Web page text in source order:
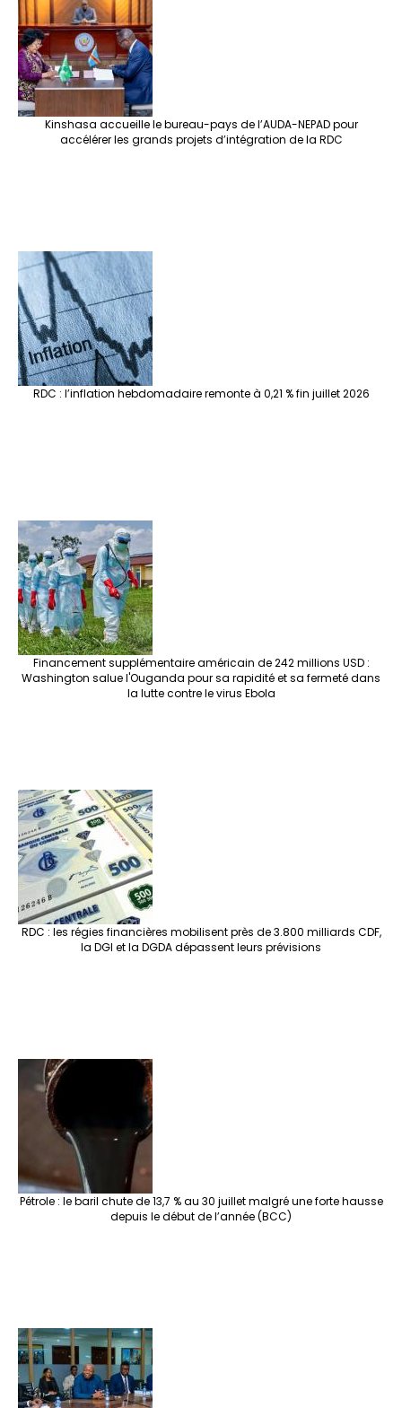
Kinshasa accueille le bureau-pays de l’AUDA-NEPAD pour
accélérer les grands projets d’intégration de la RDC
RDC : l’inflation hebdomadaire remonte à 0,21 % fin juillet 2026
Financement supplémentaire américain de 242 millions USD :
Washington salue l'Ouganda pour sa rapidité et sa fermeté dans
la lutte contre le virus Ebola
RDC : les régies financières mobilisent près de 3.800 milliards CDF,
la DGI et la DGDA dépassent leurs prévisions
Pétrole : le baril chute de 13,7 % au 30 juillet malgré une forte hausse
depuis le début de l’année (BCC)